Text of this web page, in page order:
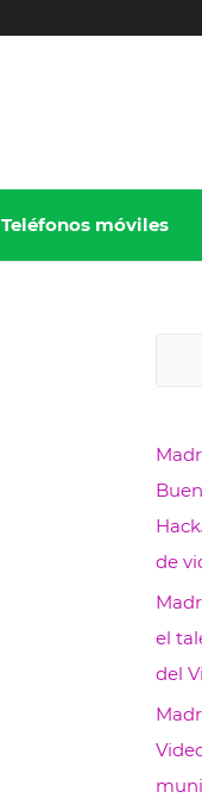
Teléfonos móviles
c
a
r
de
el
del